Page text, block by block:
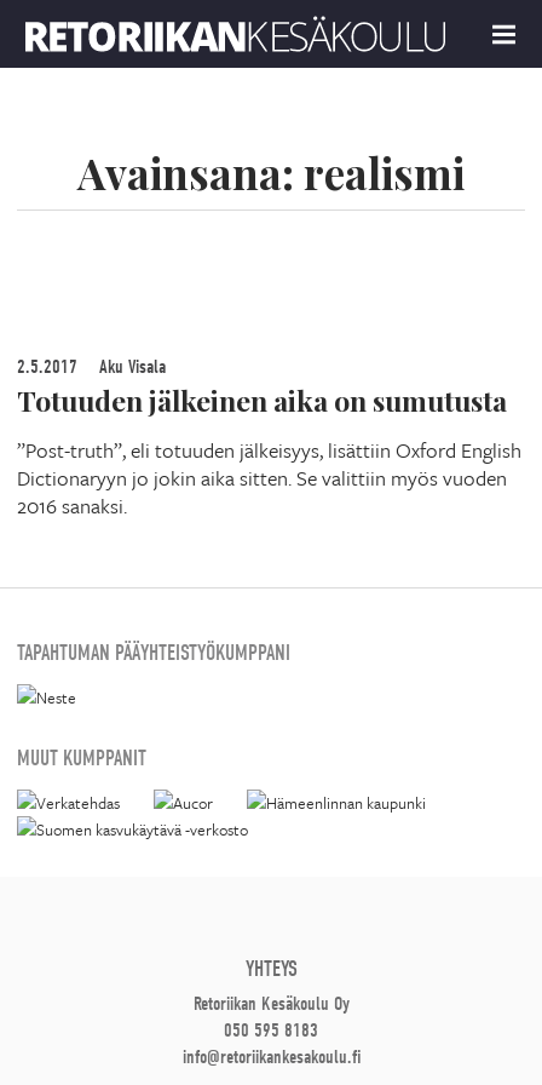
MENU
Avainsana: realismi
2.5.2017 Aku Visala
Totuuden jälkeinen aika on sumutusta
”Post-truth”, eli totuuden jälkeisyys, lisättiin Oxford English
Dictionaryyn jo jokin aika sitten. Se valittiin myös vuoden
2016 sanaksi.
TAPAHTUMAN PÄÄYHTEISTYÖKUMPPANI
MUUT KUMPPANIT
YHTEYS
Retoriikan Kesäkoulu Oy
050 595 8183
info@retoriikankesakoulu.fi